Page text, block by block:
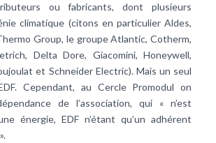
ou fabricants, dont plusieurs
climatique (citons en particulier Aldes,
Group, le groupe Atlantic, Cotherm,
Delta Dore, Giacomini, Honeywell,
et Schneider Electric). Mais un seul
Cependant, au Cercle Promodul on
de l’association, qui « n’est
énergie, EDF n’étant qu’un adhérent